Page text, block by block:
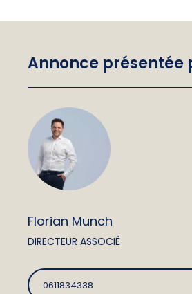
Annonce présentée
Florian Munch
DIRECTEUR ASSOCIÉ
0611834338